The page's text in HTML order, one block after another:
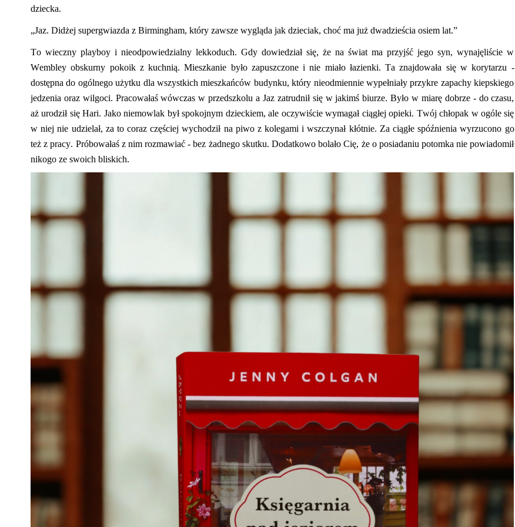
dziecka.
„Jaz. Didżej supergwiazda z Birmingham, który zawsze wygląda jak dzieciak, choć ma już dwadzieścia osiem lat.”
To wieczny playboy i nieodpowiedzialny lekkoduch. Gdy dowiedział się, że na świat ma przyjść jego syn, wynajęliście w
Wembley obskurny pokoik z kuchnią. Mieszkanie było zapuszczonei nie miało łazienki. Ta znajdowała się w korytarzu -
dostępna do ogólnego użytku dla wszystkich mieszkańców budynku, który nieodmiennie wypełniały przykre zapachy kiepskiego
jedzenia oraz wilgoci. Pracowałaś wówczas w przedszkolu a Jaz zatrudnił się w jakimś biurze. Było w miarę dobrze-do czasu,
aż urodził się Hari. Jako niemowlak był spokojnym dzieckiem, ale oczywiście wymagał ciągłej opieki. Twój chłopak w ogóle się
w niej nie udzielał, za to coraz częściej wychodził na piwo z kolegami i wszczynał kłótnie. Za ciągłe spóźnienia wyrzucono go
też z pracy. Próbowałaś z nim rozmawiać - bez żadnego skutku. Dodatkowo bolało Cię, że o posiadaniu potomka nie powiadomił
nikogo ze swoich bliskich.